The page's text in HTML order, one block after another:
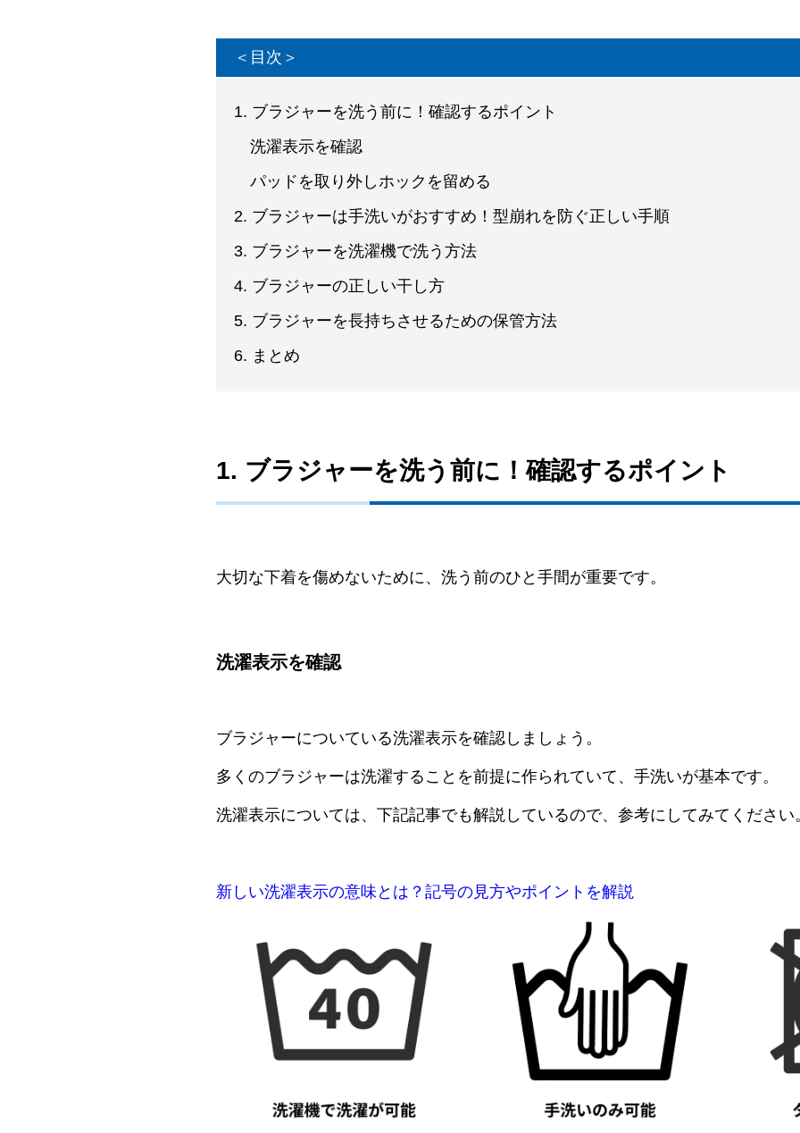
＜目次＞
1. ブラジャーを洗う前に！確認するポイント
洗濯表示を確認
パッドを取り外しホックを留める
2. ブラジャーは手洗いがおすすめ！型崩れを防ぐ正しい手順
3. ブラジャーを洗濯機で洗う方法
4. ブラジャーの正しい干し方
5. ブラジャーを長持ちさせるための保管方法
6. まとめ
1. ブラジャーを洗う前に！確認するポイント
大切な下着を傷めないために、洗う前のひと手間が重要です。
洗濯表示を確認
ブラジャーについている洗濯表示を確認しましょう。
多くのブラジャーは洗濯することを前提に作られていて、手洗いが基本です。
洗濯表示については、下記記事でも解説しているので、参考にしてみてください
新しい洗濯表示の意味とは？記号の見方やポイントを解説